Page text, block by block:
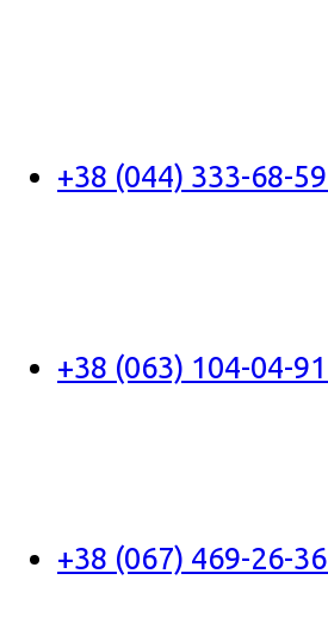
+38 (044) 333-68-59
+38 (063) 104-04-91
+38 (067) 469-26-36